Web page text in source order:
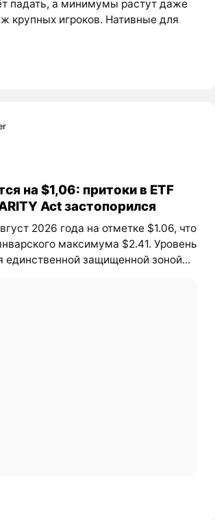
падать, а минимумы растут даже
крупных игроков. Нативные для
на $1,06: притоки в ETF
Act застопорился
2026 года на отметке $1.06, что
максимума $2.41. Уровень
единственной защищенной зоной...